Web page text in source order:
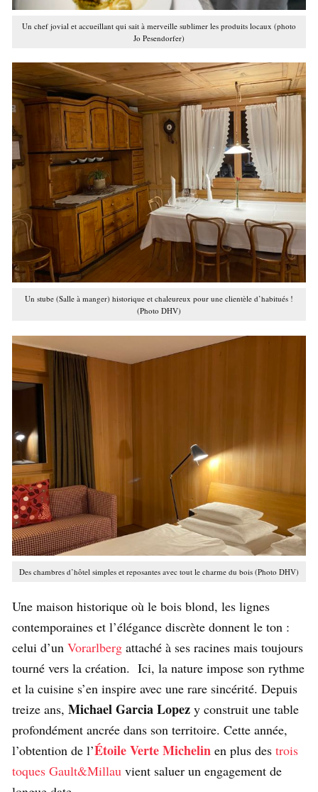
Un chef jovial et accueillant qui sait à merveille sublimer les produits locaux (photo
Jo Pesendorfer)
Un stube (Salle à manger) historique et chaleureux pour une clientèle d’habitués !
(Photo DHV)
Des chambres d’hôtel simples et reposantes avec tout le charme du bois (Photo DHV)
Une maison historique où le bois blond, les lignes
contemporaines et l’élégance discrète donnent le ton :
celui d’un Vorarlberg attaché à ses racines mais toujours
tourné vers la création. Ici, la nature impose son rythme
et la cuisine s’en inspire avec une rare sincérité. Depuis
treize ans, Michael Garcia Lopez y construit une table
profondément ancrée dans son territoire. Cette année,
l’obtention de l’Étoile Verte Michelin en plus des trois
toques Gault&Millau vient saluer un engagement de